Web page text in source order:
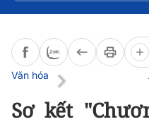
Văn hóa
Sơ kết